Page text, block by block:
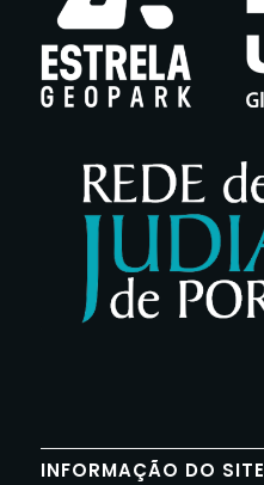
INFORMAÇÃO DO SITE